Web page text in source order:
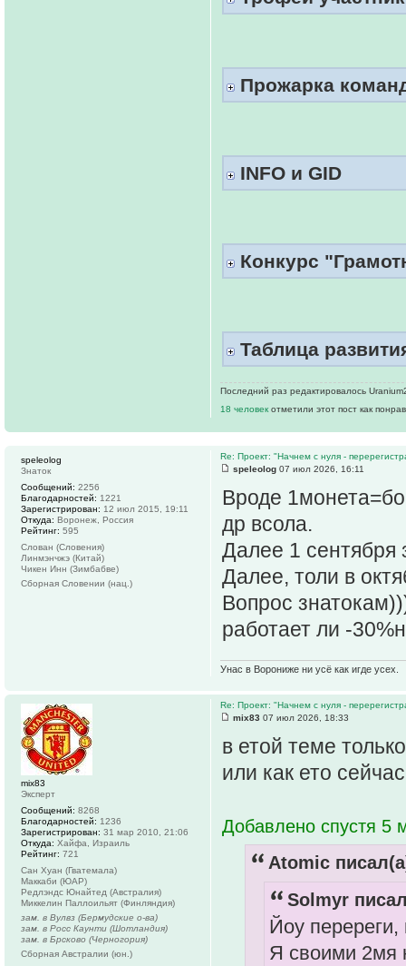
Прожарка
INFO и GID
Конкурс
Таблица
Последний раз редактировалось
18 человек отметили этот пост как
Re: Проект: "Начнем с нуля -
speleolog 07 июл 2026, 16:11
Вроде
др всола.
Далее 1 сентября
Далее, толи в
Вопрос
работает ли -
Унас в Ворониже ни усё как игде усех.
speleolog
Знаток
Сообщений: 2256
Благодарностей: 1221
Зарегистрирован: 12 июл 2015, 19:11
Откуда: Воронеж, Россия
Рейтинг: 595
Слован (Словения)
Линмэнчжэ (Китай)
Чикен Инн (Зимбабве)
Сборная Словении (нац.)
Re: Проект: "Начнем с нуля -
mix83 07 июл 2026, 18:33
в етой теме
или как ето
Добавлено спустя 5
Atomic
Solmyr
Йоу
Я своими 2мя
mix83
Эксперт
Сообщений: 8268
Благодарностей: 1236
Зарегистрирован: 31 мар 2010, 21:06
Откуда: Хайфа, Израиль
Рейтинг: 721
Сан Хуан (Гватемала)
Маккаби (ЮАР)
Редлэндс Юнайтед (Австралия)
Миккелин Паллоильят (Финляндия)
зам. в Вулвз (Бермудские о-ва)
зам. в Росс Каунти (Шотландия)
зам. в Брсково (Черногория)
Сборная Австралии (юн.)